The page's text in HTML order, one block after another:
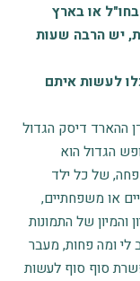
או בארץ
יש הרבה שעות
לעשות איתם
ההארד דיסק הגדול
הגדול הוא
של כל ילד
או משפחתיים,
והמיון של התמונות
לי ומה פחות, מעבר
סוף סוף לעשות